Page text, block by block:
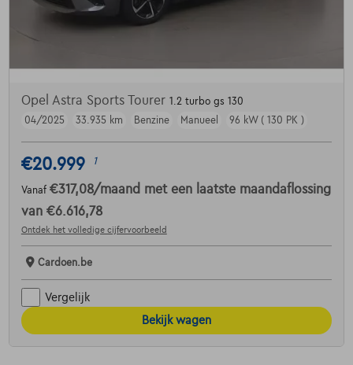
Opel Astra Sports Tourer 1.2 turbo gs 130
04/2025
33.935 km Benzine Manueel 96 kW ( 130 PK )
€20.999 1
Vanaf €317,08/maand met een laatste maandaflossing
van €6.616,78
Ontdek het volledige cijfervoorbeeld
Cardoen.be
Vergelijk
Bekijk wagen